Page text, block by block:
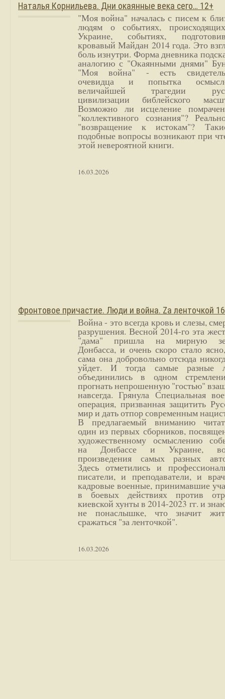
Наталья Корнильева. Дни окаянные века сего… 12+
"Моя война" началась с писем к
людям о событиях,
Украине, событиях,
кровавый Майдан 2014 года. Это
боль изнутри. Форма дневника
аналогию с "Окаянными днями"
"Моя война" - есть
очевидца и попытка
величайшей трагедии
цивилизации библейского
Возможно ли исцеление
"коллективного сознания"?
"возвращение к истокам"?
подобные вопросы возникают при
этой невероятной книги.
16.03.2026
Фронтовое причастие. Люди и война. Zа ленточкой
Война - это всегда кровь и слезы,
разрушения. Весной 2014-го эта
"дама" пришла на мирную
Донбасса, и очень скоро стало
сама она добровольно отсюда
уйдет. И тогда самые разные
объединились в одном
прогнать непрошенную "гостью"
навсегда. Грянула Специальная
операция, призванная защитить
мир и дать отпор современным
В предлагаемый вниманию
один из первых сборников,
художественному осмыслению
на Донбассе и Украине,
произведения самых разных
Здесь отметились и
писатели, и преподаватели, и
кадровые военные, принимавшие
в боевых действиях против
киевской хунты в 2014-2023 гг. и
не понаслышке, что значит
сражаться "за ленточкой".
16.03.2026